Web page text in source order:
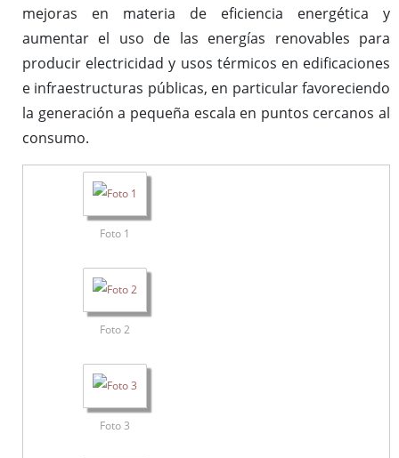
mejoras en materia de eficiencia energética y
aumentar el uso de las energías renovables para
producir electricidad y usos térmicos en edificaciones
e infraestructuras públicas, en particular favoreciendo
la generación a pequeña escala en puntos cercanos al
consumo.
Foto 1
Foto 2
Foto 3